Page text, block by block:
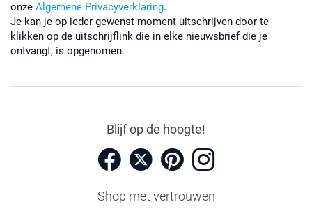
onze Algemene Privacyverklaring.
Je kan je op ieder gewenst moment uitschrijven door te
klikken op de uitschrijflink die in elke nieuwsbrief die je
ontvangt, is opgenomen.
Blijf op de hoogte!
Shop met vertrouwen